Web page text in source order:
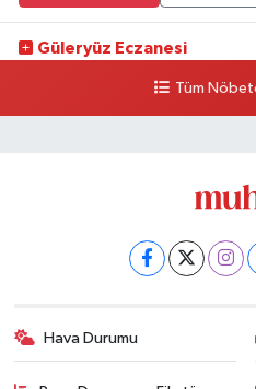
Güleryüz Eczanesi
kalaycıbahçe Meydana Doğru
Tüm
Hava Durumu